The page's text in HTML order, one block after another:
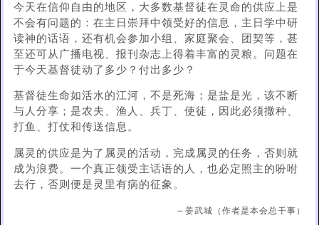
今天在信仰自由的地区，大多数基督徒在灵命的供应上是
不会有问题的：在主日崇拜中领受好的信息，主日学中研
读神的话语，还有机会参加小组、家庭聚会、团契等，甚
至还可从广播电视、报刊杂志上得着丰富的灵粮。问题在
于今天基督徒动了多少？付出多少？
基督徒生命如活水的江河，不是死海；是盐是光，该不断
与人分享；是农夫、渔人、兵丁、使徒，因此必须撒种、
打鱼、打仗和传送信息。
属灵的供应是为了属灵的活动，完成属灵的任务，否则就
成为浪费。一个真正领受主话语的人，也必定照主的吩咐
去行，否则便是灵里有病的征象。
～姜武城（作者是本会总干事）